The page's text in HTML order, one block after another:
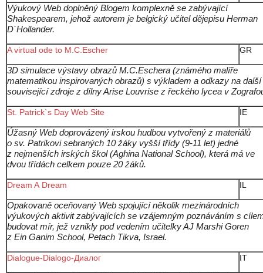
Výukový Web doplněný Blogem komplexně se zabývající
Shakespearem, jehož autorem je belgický učitel dějepisu Herman
D`Hollander.
A virtual ode to M.C.Escher GR
3D simulace výstavy obrazů M.C.Eschera (známého malíře
matematikou inspirovaných obrazů) s výkladem a odkazy na další
související zdroje z dílny Arise Louvrise z řeckého lycea v
St. Patrick`s Day Web Site IE
Úžasný Web doprovázený irskou hudbou vytvořený z materiálů
o sv. Patrikovi sebraných 10 žáky vyšší třídy (9-11 let) jedné
z nejmenších irských škol (Aghina National School), která má ve
dvou třídách celkem pouze 20 žáků.
Dream A Dream IL
Opakovaně oceňovaný Web spojující několik mezinárodních
výukových aktivit zabývajících se vzájemným poznáváním s
budovat mír, jež vznikly pod vedením učitelky AJ Marshi Goren
z Ein Ganim School, Petach Tikva, Israel.
Dialogue-Dialogo-Диалог IT